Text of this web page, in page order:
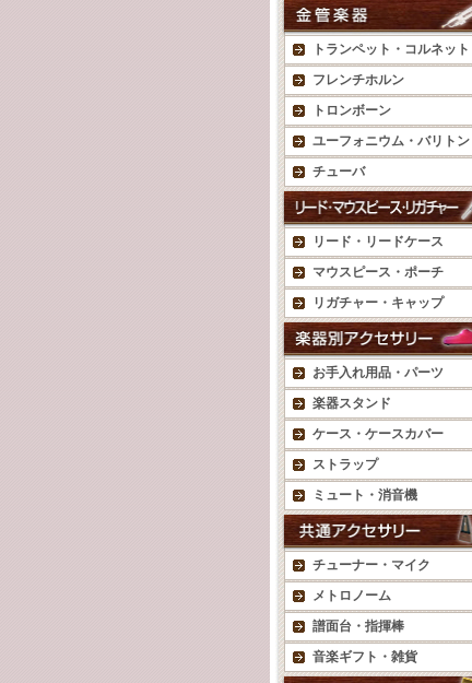
トランペット・コルネット
フレンチホルン
トロンボーン
ユーフォニウム・バリトン
チューバ
リード・リードケース
マウスピース・ポーチ
リガチャー・キャップ
お手入れ用品・パーツ
楽器スタンド
ケース・ケースカバー
ストラップ
ミュート・消音機
チューナー・マイク
メトロノーム
譜面台・指揮棒
音楽ギフト・雑貨